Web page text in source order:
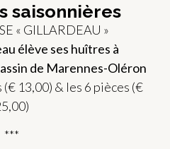
saisonnières
« GILLARDEAU »
élève ses huîtres à
de Marennes-Oléron
13,00) & les 6 pièces (€
***